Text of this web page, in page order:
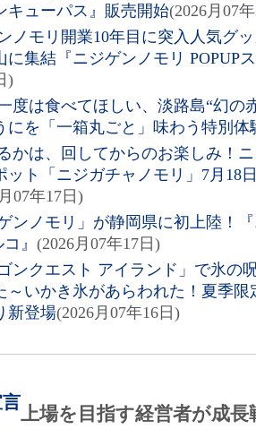
キューパス』販売開始(2026月07
ノモリ開業10年目に突入人気グ
に集結『ニジゲンノモリ POPUP
)
度は食べてほしい、淡路島“幻
にを「一箱丸ごと」味わう特別体
かは、回してからのお楽しみ！
ット「ニジガチャノモリ」7月18
07年17日)
ゲンノモリ」が静岡県に初上陸！
』 (2026月07年17日)
ゴンクエスト アイランド」で氷の
～いかき氷があらわれた！夏季
新登場(2026月07年16日)
上場を目指す経営者が成